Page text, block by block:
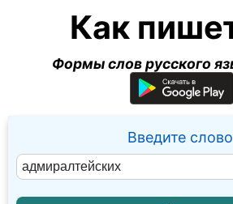
Как
Формы слов русского
Введите